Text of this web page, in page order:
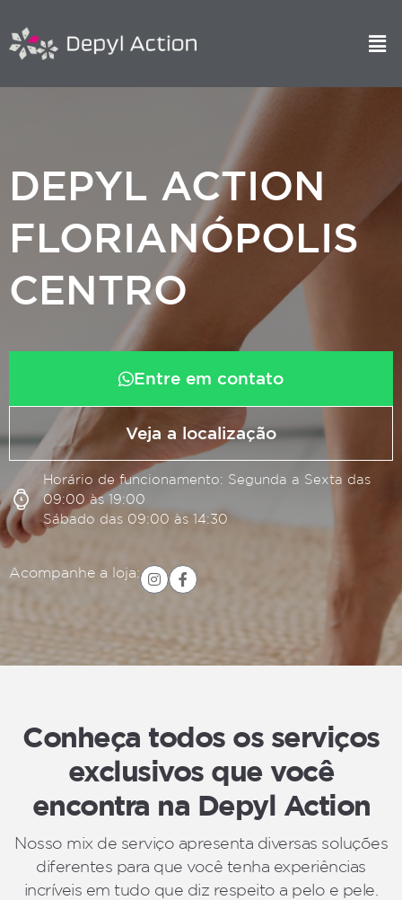
DEPYL ACTION
FLORIANÓPOLIS
CENTRO
Entre em contato
Veja a localização
Horário de funcionamento: Segunda a Sexta das
09:00 às 19:00
Sábado das 09:00 às 14:30
Acompanhe a loja:
Conheça todos os serviços
exclusivos que você
encontra na Depyl Action
Nosso mix de serviço apresenta diversas soluções
diferentes para que você tenha experiências
incríveis em tudo que diz respeito a pelo e pele.